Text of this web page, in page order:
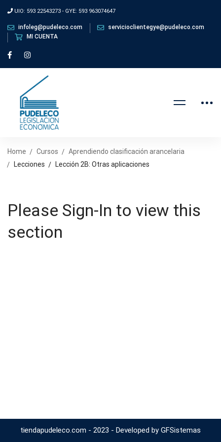
UIO: 593 22543273 - GYE: 593 963074647
infoleg@pudeleco.com
servicioclientegye@pudeleco.com
MI CUENTA
Home Cursos
Aprendiendo clasificación arancelaria
Lecciones
Lección 2B: Otras aplicaciones
Please Sign-In to view this
section
tiendapudeleco.com - 2023 - Developed by GFSistemas